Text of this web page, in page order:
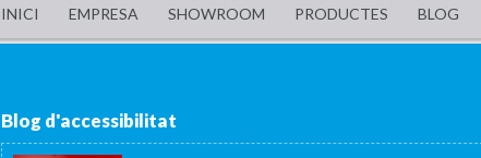
INICI EMPRESA SHOWROOM PRODUCTES BLOG
Blog d'accessibilitat